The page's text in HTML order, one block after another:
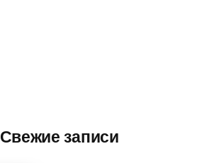
Свежие записи